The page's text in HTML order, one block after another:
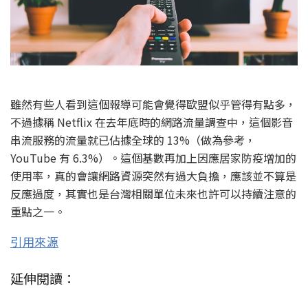
雖然有些人看到這個報導可能會覺得歐盟似乎管得有點多，
不過據稱 Netflix 在去年底時的網路流量調查中，這個影音
串流服務的流量就已佔據全球的 13%（做為參考，
YouTube 有 6.3%）。這個基數再加上因應居家防疫增加的
使用率，真的會讓網路資源突然有過大負擔，應該並不算是
反應過度，其實也是台灣相關單位未來也許可以持續注意的
重點之一。
引用來源
延伸閱讀：